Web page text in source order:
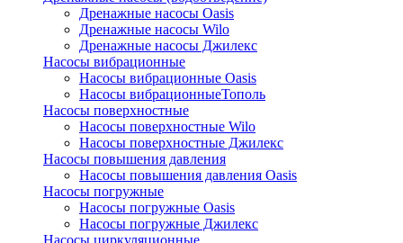
Дренажные насосы Oasis
Дренажные насосы Wilo
Дренажные насосы Джилекс
Насосы вибрационные
Насосы вибрационные Oasis
Насосы вибрационныеТополь
Насосы поверхностные
Насосы поверхностные Wilo
Насосы поверхностные Джилекс
Насосы повышения давления
Насосы повышения давления Oasis
Насосы погружные
Насосы погружные Oasis
Насосы погружные Джилекс
Насосы циркуляционные